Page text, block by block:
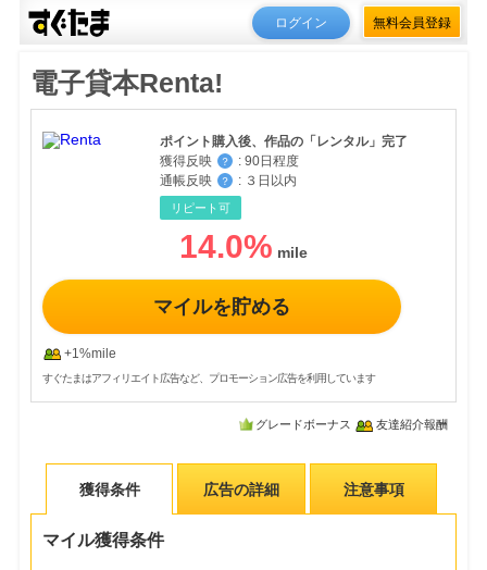
ログイン 無料会員登録
電子貸本Renta!
ポイント購入後、作品の「レンタル」完了
獲得反映
？ : 90日程度
通帳反映
？ : ３日以内
リピート可
14.0%
マイルを貯める
+1%mile
すぐたまはアフィリエイト広告など、プロモーション広告を利用しています
グレードボーナス 友達紹介報酬
獲得条件 広告の詳細 注意事項
マイル獲得条件